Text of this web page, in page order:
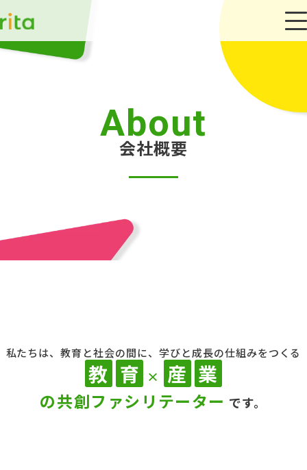
About
会社概要
私たちは、教育と社会の間に、学びと成長の仕組みをつくる
教 育 × 産 業
の共創ファシリテーター です。